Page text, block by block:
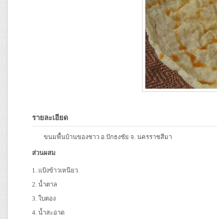
รายละเอียด
ขนมพื้นบ้านของชาว อ.ปักธงชัย จ. นครราชสีมา
ส่วนผสม
1. แป้งข้าวเหนียว
2. น้ำตาล
3. ใบตอง
4. น้ำสะอาด